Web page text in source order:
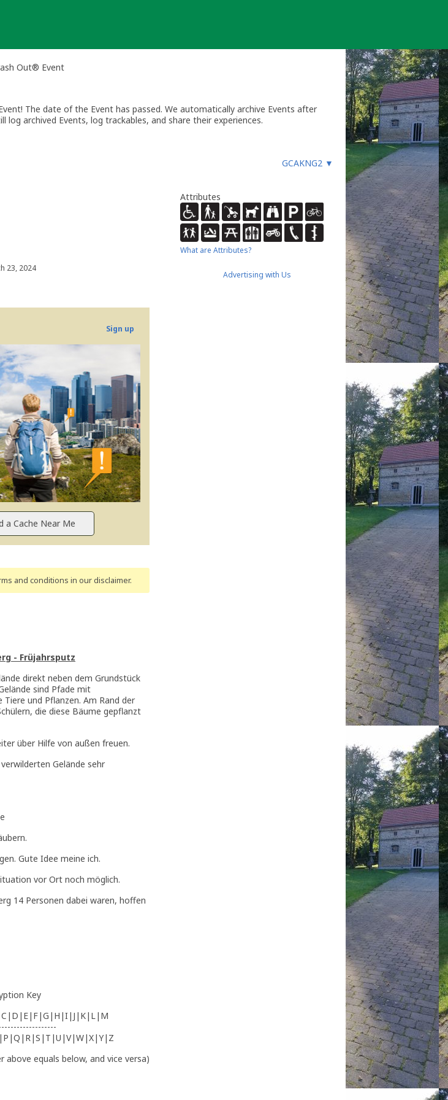
Out® Event
The date of the Event has passed. We automatically archive Events after
archived Events, log trackables, and share their experiences.
GCAKNG2 ▼
23, 2024
Sign up
and conditions in our disclaimer.
- Früjahrsputz
direkt neben dem Grundstück
sind Pfade mit
und Pflanzen. Am Rand der
die diese Bäume gepflanzt
über Hilfe von außen freuen.
Gelände sehr
Gute Idee meine ich.
vor Ort noch möglich.
14 Personen dabei waren, hoffen
Key
above equals below, and vice versa)
Attributes
What are Attributes?
Advertising with Us